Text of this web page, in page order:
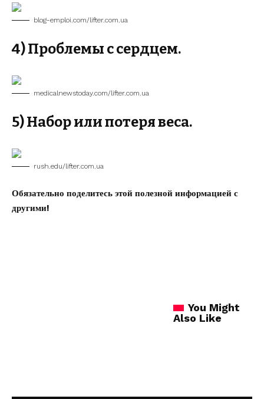
blog-emploi.com/lifter.com.ua
4) Проблемы с сердцем.
medicalnewstoday.com/lifter.com.ua
5) Набор или потеря веса.
rush.edu/lifter.com.ua
Обязательно поделитесь этой полезной информацией с
другими!
You Might
Also Like